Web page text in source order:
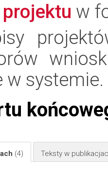
w
w systemie.
(4) Teksty w